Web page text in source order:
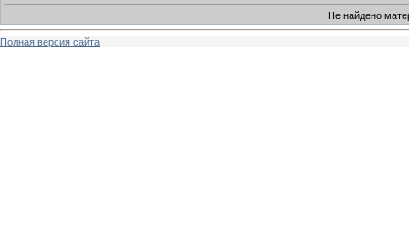
Не найдено
Полная версия сайта